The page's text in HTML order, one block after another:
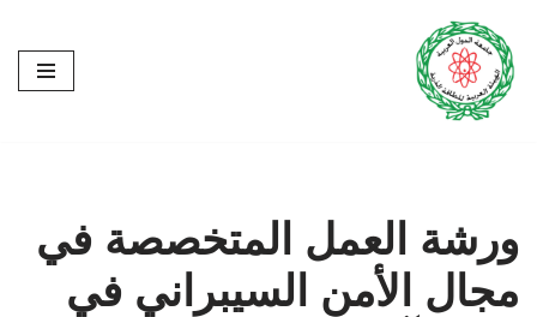
تخطى
إلى
المحتوى
ورشة العمل المتخصصة في
مجال الأمن السيبراني في